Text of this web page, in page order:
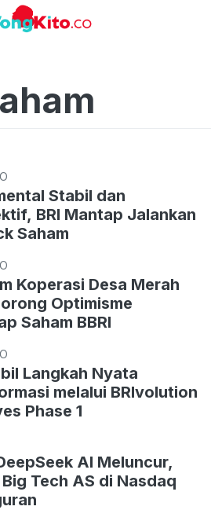
Stabil dan
BRI Mantap Jalankan
Saham
Koperasi Desa Merah
Optimisme
Saham BBRI
Langkah Nyata
melalui BRIvolution
Phase 1
AI Meluncur,
Tech AS di Nasdaq